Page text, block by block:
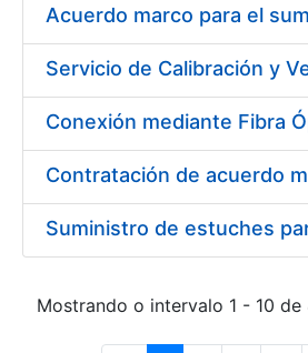
Mostrando o intervalo 1 - 10